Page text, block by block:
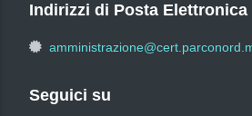
Indirizzi di Posta Elettronica
Seguici su